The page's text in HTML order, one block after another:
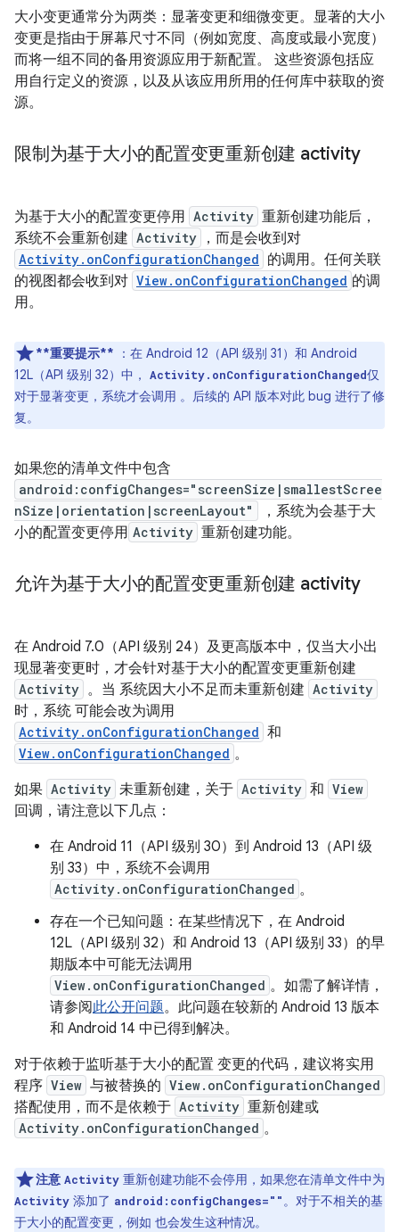
大小变更通常分为两类：显著变更和细微变更。显著的大小
变更是指由于屏幕尺寸不同（例如宽度、高度或最小宽度）
而将一组不同的备用资源应用于新配置。 这些资源包括应
用自行定义的资源，以及从该应用所用的任何库中获取的资
源。
限制为基于大小的配置变更重新创建 activity
为基于大小的配置变更停用 Activity 重新创建功能后，
系统不会重新创建 Activity ，而是会收到对
Activity.onConfigurationChanged 的调用。任何关联
的视图都会收到对 View.onConfigurationChanged 的调
用。
**重要提示** ：在 Android 12（API 级别 31）和 Android
12L（API 级别 32）中， Activity.onConfigurationChanged仅
对于显著变更，系统才会调用 。后续的 API 版本对此 bug 进行了修
复。
如果您的清单文件中包含
android:configChanges="screenSize|smallestScree
nSize|orientation|screenLayout"
，系统为会基于大
小的配置变更停用 Activity 重新创建功能。
允许为基于大小的配置变更重新创建 activity
在 Android 7.0（API 级别 24）及更高版本中，仅当大小出
现显著变更时，才会针对基于大小的配置变更重新创建
Activity 。当 系统因大小不足而未重新创建 Activity
时，系统 可能会改为调用
Activity.onConfigurationChanged 和
View.onConfigurationChanged 。
如果 Activity 未重新创建，关于 Activity 和 View
回调，请注意以下几点：
在 Android 11（API 级别 30）到 Android 13（API 级
别 33）中，系统不会调用
Activity.onConfigurationChanged 。
存在一个已知问题：在某些情况下，在 Android
12L（API 级别 32）和 Android 13（API 级别 33）的早
期版本中可能无法调用
View.onConfigurationChanged 。如需了解详情，
请参阅此公开问题。此问题在较新的 Android 13 版本
和 Android 14 中已得到解决。
对于依赖于监听基于大小的配置 变更的代码，建议将实用
程序 View 与被替换的 View.onConfigurationChanged
搭配使用，而不是依赖于 Activity 重新创建或
Activity.onConfigurationChanged 。
注意 Activity 重新创建功能不会停用，如果您在清单文件中为
Activity 添加了 android:configChanges=""。对于不相关的基
于大小的配置变更，例如 也会发生这种情况。